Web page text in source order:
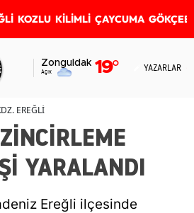
KOZLU KİLİMLİ ÇAYCUMA
Zonguldak
Açık 19° YAZARLAR
EREĞLİ
YARALANDI
Ereğli ilçesinde